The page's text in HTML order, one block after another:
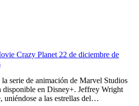
Crazy Planet 22 de diciembre de
disponible en Disney+. Jeffrey Wright
uniéndose a las estrellas del…